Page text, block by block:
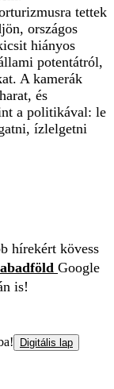
tettek
országos
hiányos
potentátról,
A kamerák
és
a politikával: le
ízlelgetni
hírekért kövess
Google
is!
Digitális lap